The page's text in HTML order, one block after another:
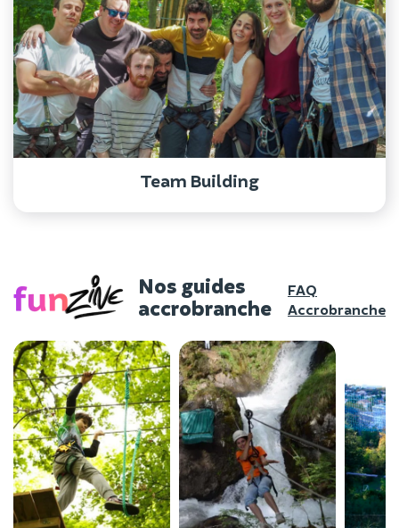
Team Building
Nos guides
accrobranche
FAQ
Accrobranche